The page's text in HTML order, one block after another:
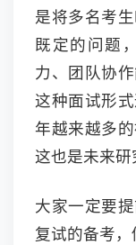
是将多名考
既定的问题
力、团队协
这种面试形
年越来越多
这也是未来研
大家一定要
复试的备考，